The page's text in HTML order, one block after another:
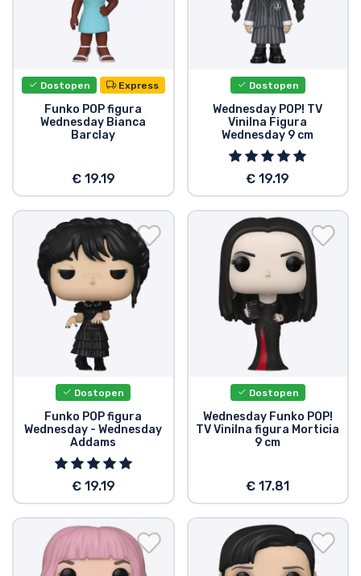
Dostopen Express
Funko POP figura
Wednesday Bianca
Barclay
€ 19.19
Dostopen
Wednesday POP! TV
Vinilna Figura
Wednesday 9 cm
€ 19.19
Dostopen
Funko POP figura
Wednesday - Wednesday
Addams
€ 19.19
Dostopen
Wednesday Funko POP!
TV Vinilna figura Morticia
9 cm
€ 17.81
Filmske izdelki
Risani izdelki
Anime izdelki
Športne izdelki
Glasbene izdelki
Vrste izdelkov
Blagovne znamke